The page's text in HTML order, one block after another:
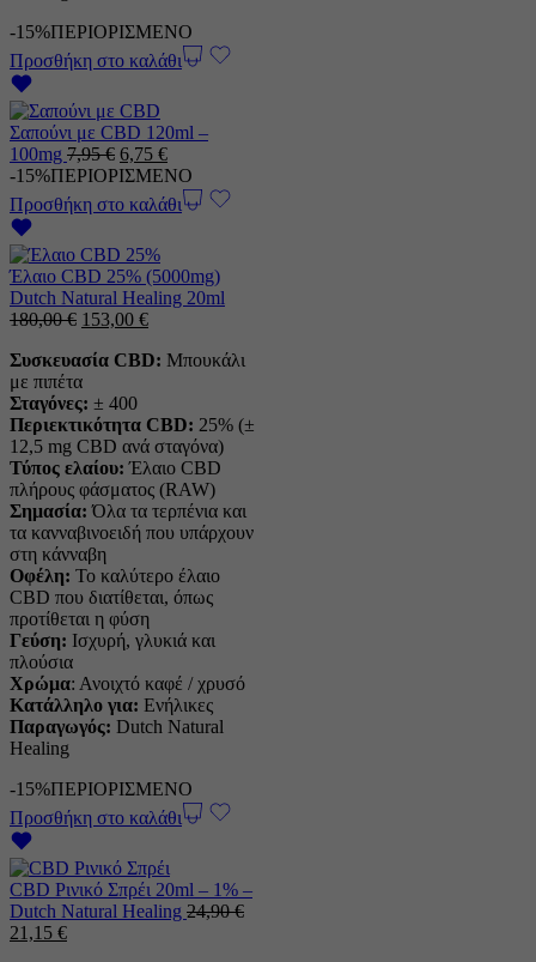
-15%ΠΕΡΙΟΡΙΣΜΕΝΟ
Προσθήκη στο καλάθι
Σαπούνι με CBD 120ml –
100mg 7,95€ Η
αρχική
τιμή
ήταν:
6,75 €Η
τρέχουσα
τιμή
είναι:
-15%ΠΕΡΙΟΡΙΣΜΕΝΟ
Προσθήκη στο καλάθι
Έλαιο CBD 25% (5000mg)
Dutch Natural Healing 20ml
180,00€ Η
τιμή
ήταν:
180,00 €.
153,00 €Η
τιμή
Συσκευασία CBD: Μπουκάλι
με πιπέτα
Σταγόνες: ± 400
Περιεκτικότητα CBD: 25% (±
12,5 mg CBD ανά σταγόνα)
Τύπος ελαίου: Έλαιο CBD
πλήρους φάσματος (RAW)
Σημασία: Όλα τα τερπένια και
τα κανναβινοειδή που υπάρχουν
στη κάνναβη
Οφέλη: Το καλύτερο έλαιο
CBD που διατίθεται, όπως
προτίθεται η φύση
Γεύση: Ισχυρή, γλυκιά και
πλούσια
Χρώμα: Ανοιχτό καφέ / χρυσό
Κατάλληλο για: Ενήλικες
Παραγωγός: Dutch Natural
Healing
-15%ΠΕΡΙΟΡΙΣΜΕΝΟ
Προσθήκη στο καλάθι
CBD Ρινικό Σπρέι 20ml – 1% –
Dutch Natural Healing 24,90€
Η
21,15 €Η